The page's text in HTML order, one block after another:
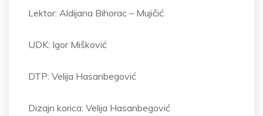
Lektor: Aldijana Bihorac – Mujičić
UDK: Igor Mišković
DTP: Velija Hasanbegović
Dizajn korica: Velija Hasanbegović